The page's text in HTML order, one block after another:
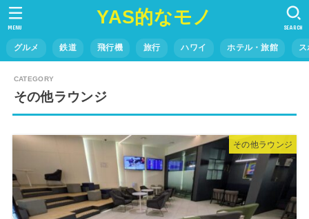
YAS的なモノ
グルメ 鉄道 飛行機 旅行 ハワイ ホテル・旅館
SEARCH
MENU
その他ラウンジ
その他ラウンジ